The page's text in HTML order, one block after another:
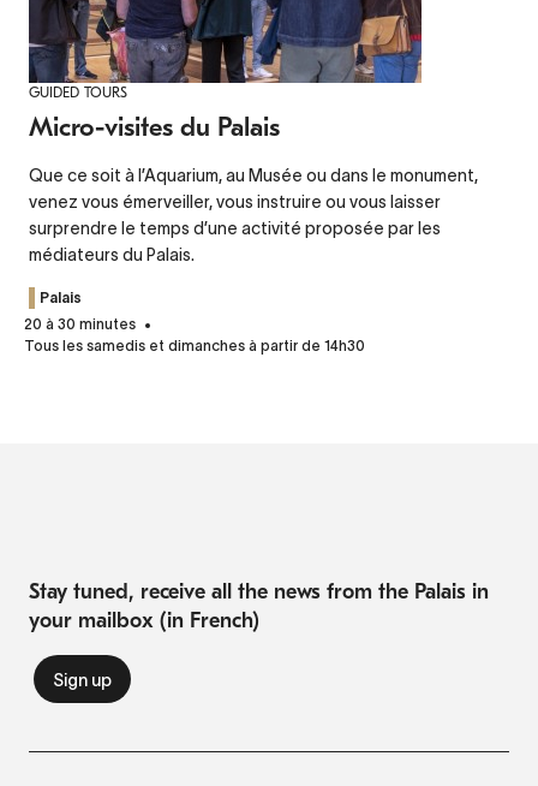
GUIDED TOURS
Micro-visites du Palais
Que ce soit à l’Aquarium, au Musée ou dans le monument,
venez vous émerveiller, vous instruire ou vous laisser
surprendre le temps d’une activité proposée par les
médiateurs du Palais.
Palais
20 à 30 minutes
Tous les samedis et dimanches à partir de 14h30
Stay tuned, receive all the news from the Palais in
your mailbox (in French)